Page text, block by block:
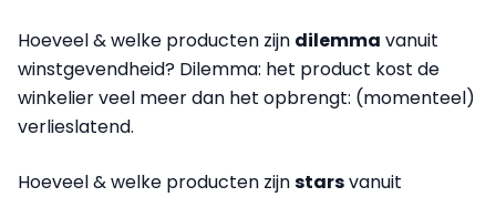
Hoeveel & welke producten zijn dilemma vanuit
winstgevendheid? Dilemma: het product kost de
winkelier veel meer dan het opbrengt: (momenteel)
verlieslatend.
Hoeveel & welke producten zijnstarsvanuit